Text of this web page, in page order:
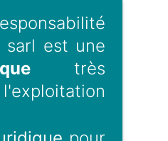
sarl est une
très